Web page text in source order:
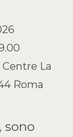
La
Roma
sono